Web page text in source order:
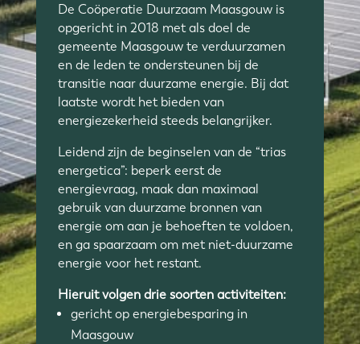
De Coöperatie Duurzaam Maasgouw is
opgericht in 2018 met als doel de
gemeente Maasgouw te verduurzamen
en de leden te ondersteunen bij de
transitie naar duurzame energie. Bij dat
laatste wordt het bieden van
energiezekerheid steeds belangrijker.
Leidend zijn de beginselen van de “trias
energetica”: beperk eerst de
energievraag, maak dan maximaal
gebruik van duurzame bronnen van
energie om aan je behoeften te voldoen,
en ga spaarzaam om met niet-duurzame
energie voor het restant.
Hieruit volgen drie soorten activiteiten:
gericht op energiebesparing in
Maasgouw